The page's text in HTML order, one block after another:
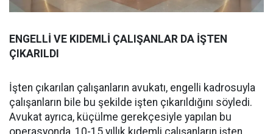
ENGELLİ VE KIDEMLİ ÇALIŞANLAR DA İŞTEN
ÇIKARILDI
İşten çıkarılan çalışanların avukatı, engelli kadrosuyla
çalışanların bile bu şekilde işten çıkarıldığını söyledi.
Avukat ayrıca, küçülme gerekçesiyle yapılan bu
operasyonda, 10-15 yıllık kıdemli çalışanların işten